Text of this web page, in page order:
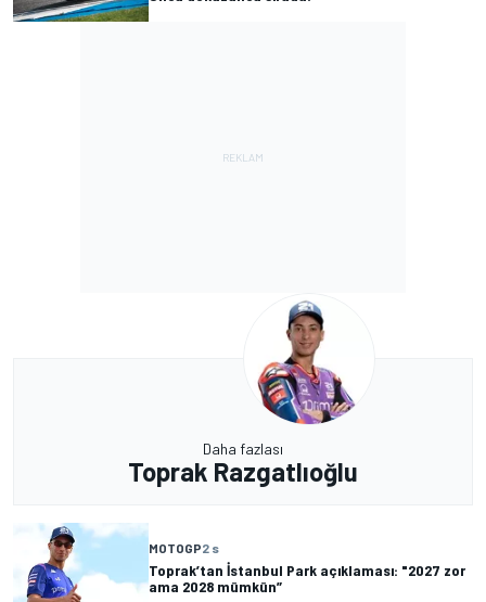
Daha fazlası
Toprak Razgatlıoğlu
MOTOGP2 s
Toprak’tan İstanbul Park açıklaması: "2027 zor
ama 2028 mümkün”